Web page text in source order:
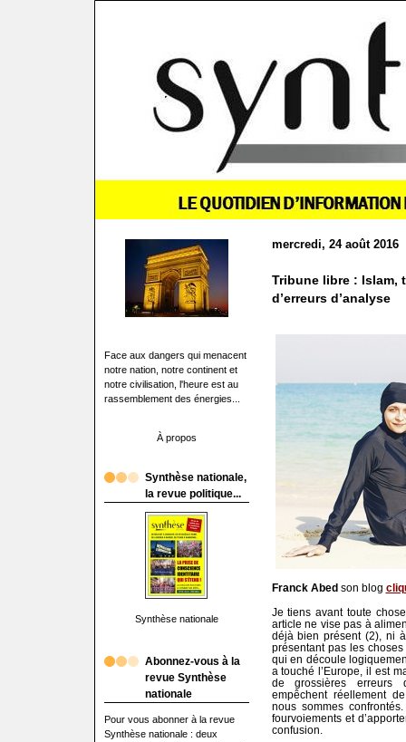
Face aux dangers qui menacent
notre nation, notre continent et
notre civilisation, l'heure est au
rassemblement des énergies...
À propos
Synthèse nationale,
la revue politique...
Synthèse nationale
Abonnez-vous à la
revue Synthèse
nationale
Pour vous abonner à la revue
Synthèse nationale : deux
mercredi, 24 août 2016
Tribune libre : Islam,
d’erreurs d’analyse
Franck Abedson blog
Je tiens avant toute
article ne vise pas à
déjà bien présent (2), ni
présentant pas les
qui en découle
a touché l’Europe, il est
de grossières erreurs
empêchent réellement
nous sommes
fourvoiements et
confusion.